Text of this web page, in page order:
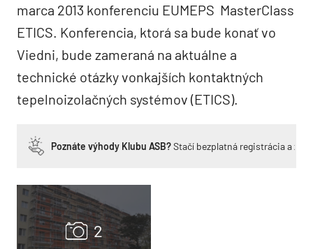
marca 2013 konferenciu EUMEPS MasterClass
ETICS. Konferencia, ktorá sa bude konať vo
Viedni, bude zameraná na aktuálne a
technické otázky vonkajších kontaktných
tepelnoizolačných systémov (ETICS).
Poznáte výhody Klubu ASB?Stačí bezplatná registrácia a